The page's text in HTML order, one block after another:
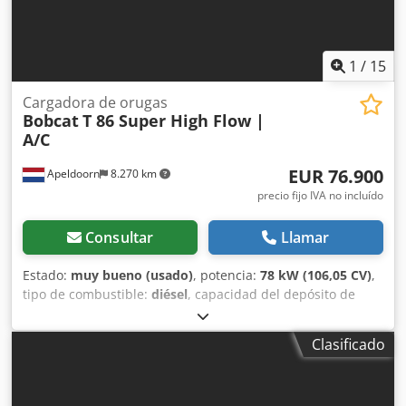
1 / 15
Apeldoorn 8.270 km
Cargadora de orugas
BobcatT 86 Super High Flow |
A/C
EUR 76.900
precio fijo IVA no incluído
Consultar Llamar
Estado: muy bueno (usado), potencia: 78 kW (106,05 CV),
tipo de combustible: diésel, capacidad del depósito de
otro, altura de elevación:
mm, Año de fabricación:2023, horas de funcionamiento:
, Número de
Clasificado